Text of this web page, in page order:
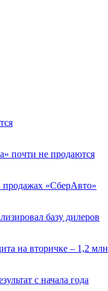
почти не продаются
продажах «СберАвто»
базу дилеров
на вторичке – 1,2 млн
с начала года